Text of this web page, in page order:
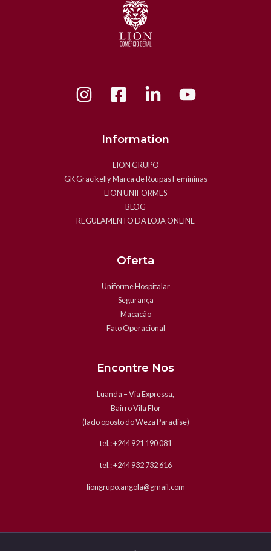
Information
LION GRUPO
GK Gracikelly Marca de Roupas Femininas
LION UNIFORMES
BLOG
REGULAMENTO DA LOJA ONLINE
Oferta
Uniforme Hospitalar
Segurança
Macacão
Fato Operacional
Encontre Nos
Luanda – Via Expressa,
Bairro Vila Flor
(lado oposto do Weza Paradise)
tel.: +244 921 190 081
tel.: +244 932 732 616
liongrupo.angola@gmail.com